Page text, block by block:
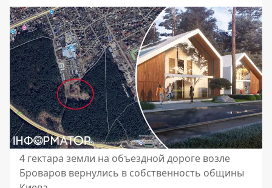
4 гектара земли на объездной дороге возле
Броваров вернулись в собственность общины